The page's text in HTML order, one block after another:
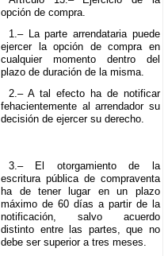
opción de compra.
1.– La parte arrendataria puede
ejercer la opción de compra en
cualquier momento dentro del
plazo de duración de la misma.
2.– A tal efecto ha de notificar
fehacientemente al arrendador su
decisión de ejercer su derecho.
3.– El otorgamiento de la
escritura pública de compraventa
ha de tener lugar en un plazo
máximo de 60 días a partir de la
notificación, salvo acuerdo
distinto entre las partes, que no
debe ser superior a tres meses.